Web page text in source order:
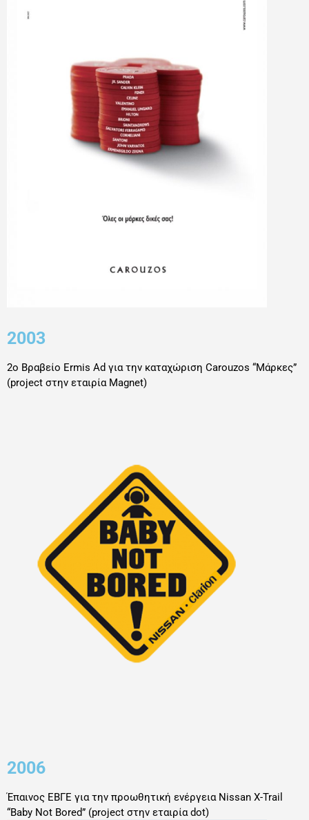
2003
2o Βραβείο Εrmis Ad για την καταχώριση Carouzos “Mάρκες”
(project στην εταιρία Magnet)
2006
Έπαινος ΕΒΓΕ για την προωθητική ενέργεια Νissan X-Trail
“Baby Not Bored” (project στην εταιρία dot)